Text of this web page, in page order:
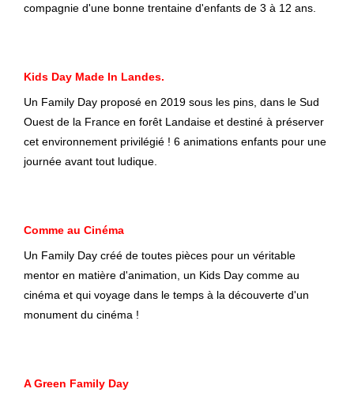
compagnie d'une bonne trentaine d'enfants de 3 à 12 ans.
Kids Day Made In Landes.
Un Family Day proposé en 2019 sous les pins, dans le Sud
Ouest de la France en forêt Landaise et destiné à préserver
cet environnement privilégié ! 6 animations enfants pour une
journée avant tout ludique.
Comme au Cinéma
Un Family Day créé de toutes pièces pour un véritable
mentor en matière d'animation, un Kids Day comme au
cinéma et qui voyage dans le temps à la découverte d'un
monument du cinéma !
A Green Family Day